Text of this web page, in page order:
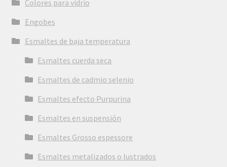
Colores para vidrio
Engobes
Esmaltes de baja temperatura
Esmaltes cuerda seca
Esmaltes de cadmio selenio
Esmaltes efecto Purpurina
Esmaltes en suspensión
Esmaltes Grosso espessore
Esmaltes metalizados o lustrados